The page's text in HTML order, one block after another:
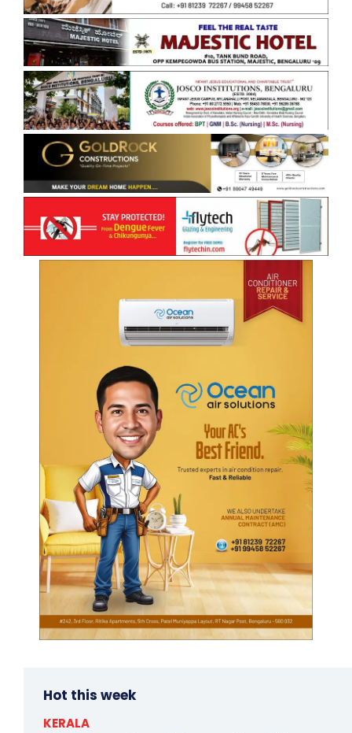
Hot this week
KERALA